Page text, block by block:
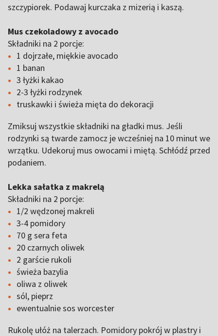
szczypiorek. Podawaj kurczaka z mizerią i kaszą.
Mus czekoladowy z avocado
Składniki na 2 porcje:
1 dojrzałe, miękkie avocado
1 banan
3 łyżki kakao
2-3 łyżki rodzynek
truskawki i świeża mięta do dekoracji
Zmiksuj wszystkie składniki na gładki mus. Jeśli
rodzynki są twarde zamocz je wcześniej na 10 minut we
wrzątku. Udekoruj mus owocami i miętą. Schłódź przed
podaniem.
Lekka sałatka z makrelą
Składniki na 2 porcje:
1/2 wędzonej makreli
3-4 pomidory
70 g sera feta
20 czarnych oliwek
2 garście rukoli
świeża bazylia
oliwa z oliwek
sól, pieprz
ewentualnie sos worcester
Rukolę ułóż na talerzach. Pomidory pokrój w plastry i